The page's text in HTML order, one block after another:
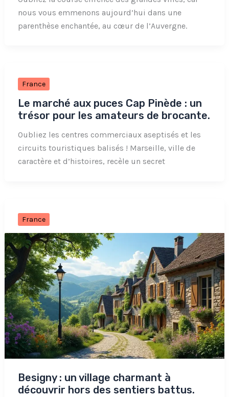
nous vous emmenons aujourd’hui dans une
parenthèse enchantée, au cœur de l’Auvergne.
France
Le marché aux puces Cap Pinède : un
trésor pour les amateurs de brocante.
Oubliez les centres commerciaux aseptisés et les
circuits touristiques balisés ! Marseille, ville de
caractère et d’histoires, recèle un secret
France
Besigny : un village charmant à
découvrir hors des sentiers battus.